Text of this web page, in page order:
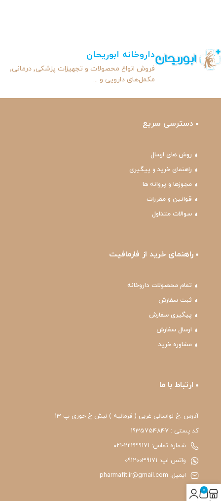
داروخانه ابوریحان
فروش انواع محصولات و تجهیزات پزشکی٬ درمانی٬
مکمل‌های دارویی و ...
دسترسی سریع
روش های ارسال
راهنمای خرید و پیگیری
مجوزها و پروانه ها
قوانین و مقررات
سوالات متداول
راهنمای خرید از فارمافیت
تمام محصولات داروخانه
ثبت سفارش
پیگیری سفارش
ارسال سفارش
مشاوره خرید
ارتباط با ما
آدرس :خ لواسانی غربی ( فرمانیه ) نبش خ حوری پ 13
کد پستی : 1935754847
شماره تماس: 22239171-۰۲۱
واتس اپ: 09120039171
ایمیل: pharmafit.ir@gmail.com
0